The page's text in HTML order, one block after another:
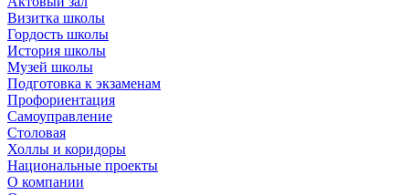
Визитка школы
Гордость школы
История школы
Музей школы
Подготовка к экзаменам
Профориентация
Самоуправление
Столовая
Холлы и коридоры
Национальные проекты
О компании